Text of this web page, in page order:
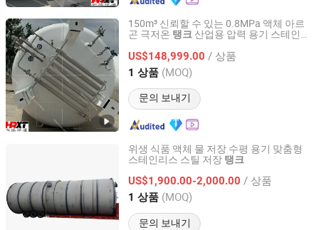
150m³ 신뢰할 수 있는 0.8MPa 액체 아르
곤 극저온 탱크 산업용 압력 용기 스테인리
US$148,999.00 / 상품
1 상품 (MOQ)
문의 보내기
Hebei Hongrui Xiangtong Heavy Industry Co., Ltd.
Hebei, China 이후 2026
위생 식품 액체 물 저장 수평 용기 맞춤형
스테인리스 스틸 저장 탱크
US$1,900.00-2,000.00 / 상품
1 상품 (MOQ)
문의 보내기
Yangzhou Camillo Machinery Co., Ltd
Jiangsu, China 이후 2026